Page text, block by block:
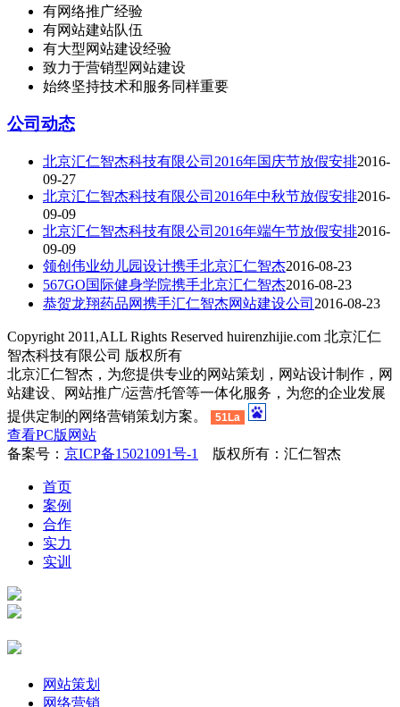
有网络推广经验
有网站建站队伍
有大型网站建设经验
致力于营销型网站建设
始终坚持技术和服务同样重要
公司动态
北京汇仁智杰科技有限公司2016年国庆节放假安排2016-
09-27
北京汇仁智杰科技有限公司2016年中秋节放假安排2016-
09-09
北京汇仁智杰科技有限公司2016年端午节放假安排2016-
09-09
领创伟业幼儿园设计携手北京汇仁智杰2016-08-23
567GO国际健身学院携手北京汇仁智杰2016-08-23
恭贺龙翔药品网携手汇仁智杰网站建设公司 2016-08-23
Copyright 2011,ALL Rights Reserved huirenzhijie.com 北京汇仁
智杰科技有限公司 版权所有
北京汇仁智杰，为您提供专业的网站策划，网站设计制作，网
站建设、网站推广/运营/托管等一体化服务，为您的企业发展
提供定制的网络营销策划方案。
51La
查看PC版网站
备案号： 京ICP备15021091号-1 版权所有：汇仁智杰
首页
案例
合作
实力
实训
网站策划
网络营销